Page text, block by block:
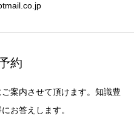
約
案内させて頂けます。知識豊
お答えします。